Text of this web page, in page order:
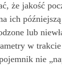
że jakość
ich
lub
w
nie